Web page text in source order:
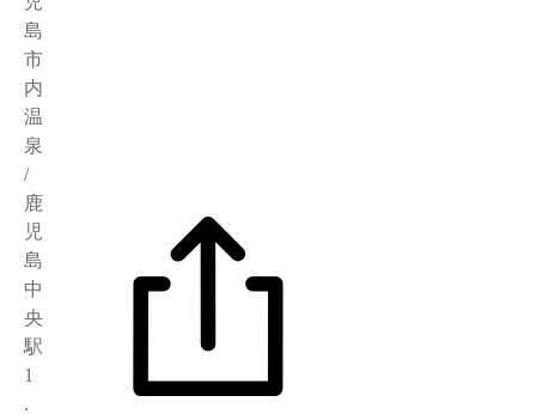
島
市
内
温
泉
/
鹿
児
島
中
央
駅
1
.